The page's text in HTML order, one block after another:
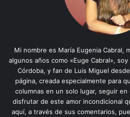
Mi nombre es María Eugenia Cabral,
algunos años como «Euge Cabral»,
Córdoba, y fan de Luis Miguel
página, creada especialmente para
columnas en un solo lugar, seguir
disfrutar de este amor incondicional
aquí, a través de sus comentarios,